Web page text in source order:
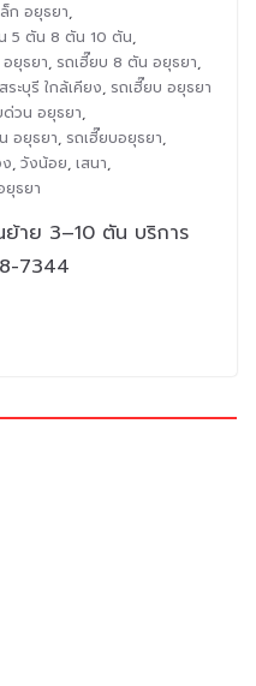
ก อยุธยา,
5 ตัน 8 ตัน 10 ตัน,
ยุธยา, รถเฮี๊ยบ 8 ตัน อยุธยา,
ระบุรี ใกล้เคียง, รถเฮี๊ยบ อยุธยา
ด่วน อยุธยา,
อยุธยา, รถเฮี๊ยบอยุธยา,
, วังน้อย, เสนา,
ยุธยา
าย 3–10 ตัน บริการ
7344